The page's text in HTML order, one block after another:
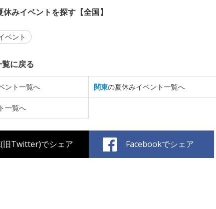
みイベントを探す【全国】
ベント
に戻る
ント一覧へ 関東の夏休みイベント一覧へ
一覧へ
旧Twitter)でシェア Facebookでシェア